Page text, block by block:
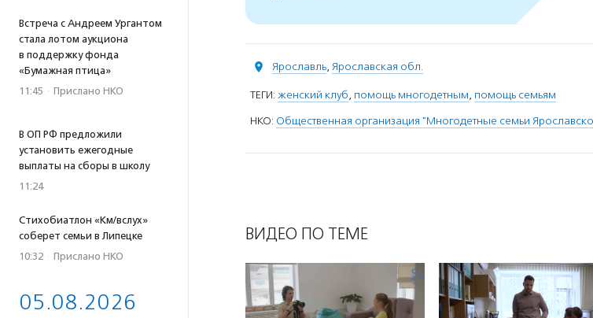
Встреча с Андреем Ургантом
стала лотом аукциона
в поддержку фонда
«Бумажная птица»
11:45 · Прислано НКО
В ОП РФ предложили
установить ежегодные
выплаты на сборы в школу
11:24
Стихобиатлон «Км/вслух»
соберет семьи в Липецке
10:32 · Прислано НКО
05.08.2026
Ярославль, Ярославская обл.
ТЕГИ: женский клуб, помощь многодетным, помощь семьям
НКО: Общественная организация "Многодетные семьи
ВИДЕО ПО ТЕМЕ